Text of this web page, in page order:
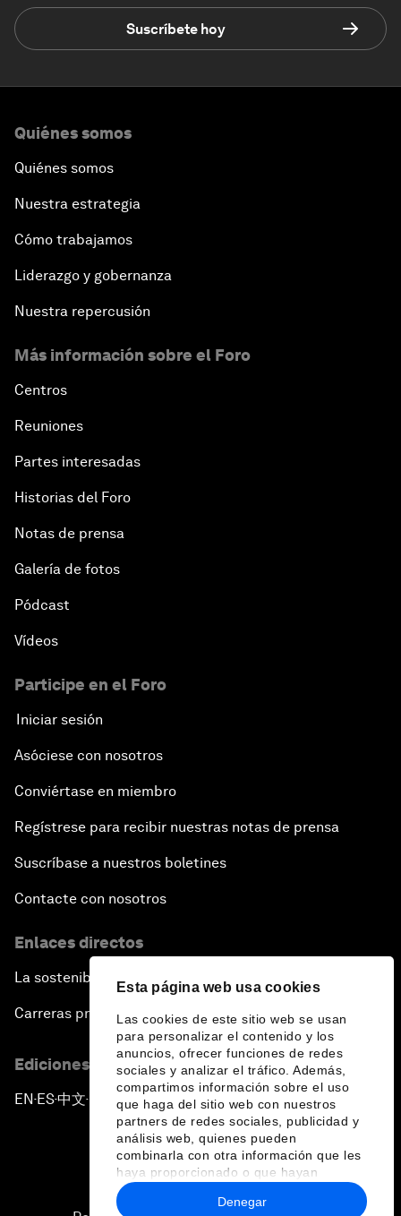
Esta página web usa cookies
Las cookies de este sitio web se usan
para personalizar el contenido y los
anuncios, ofrecer funciones de redes
sociales y analizar el tráfico. Además,
compartimos información sobre el uso
que haga del sitio web con nuestros
partners de redes sociales, publicidad y
análisis web, quienes pueden
combinarla con otra información que les
haya proporcionado o que hayan
recopilado a partir del uso que haya
hecho de sus servicios.
Denegar
Suscríbete hoy
Quiénes somos
Quiénes somos
Nuestra estrategia
Cómo trabajamos
Liderazgo y gobernanza
Nuestra repercusión
Más información sobre el Foro
Centros
Reuniones
Partes interesadas
Historias del Foro
Notas de prensa
Galería de fotos
Pódcast
Vídeos
Participe en el Foro
Iniciar sesión
Asóciese con nosotros
Conviértase en miembro
Regístrese para recibir nuestras notas de prensa
Suscríbase a nuestros boletines
Contacte con nosotros
Enlaces directos
La sostenibilidad en el Foro
Carreras profesionales
Ediciones en otros idiomas
EN ▪ES▪中文▪ 日本語